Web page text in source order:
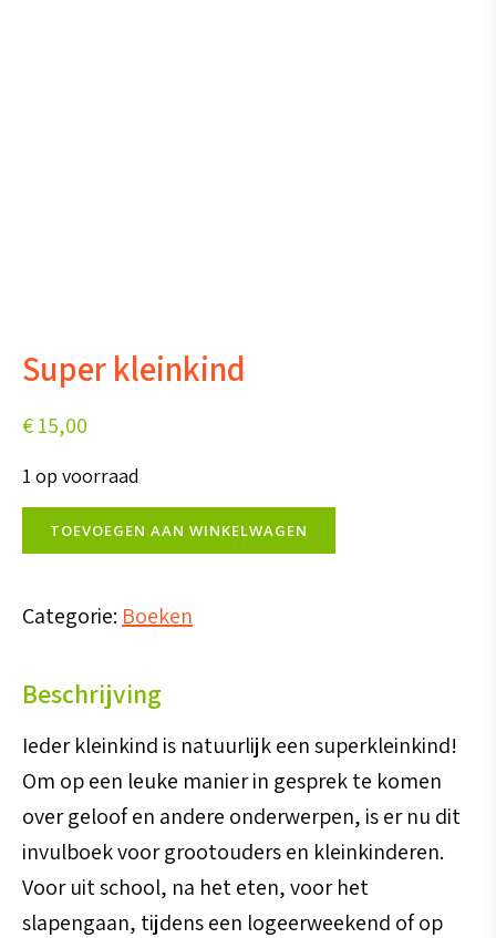
Super kleinkind
€15,00
1 op voorraad
Super
kleinkind
TOEVOEGEN AAN WINKELWAGEN
Categorie: Boeken
Beschrijving
Ieder kleinkind is natuurlijk een superkleinkind!
Om op een leuke manier in gesprek te komen
over geloof en andere onderwerpen, is er nu dit
invulboek voor grootouders en kleinkinderen.
Voor uit school, na het eten, voor het
slapengaan, tijdens een logeerweekend of op